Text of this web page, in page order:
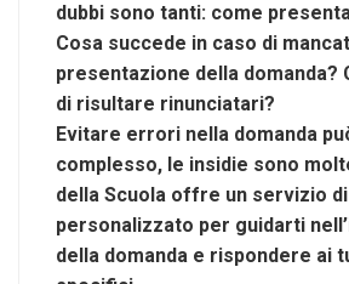
dubbi sono tanti: come
Cosa succede in caso di
presentazione della domanda?
di risultare rinunciatari?
Evitare errori nella domanda
complesso, le insidie sono
della Scuola offre un servizio
personalizzato per guidarti
della domanda e rispondere ai